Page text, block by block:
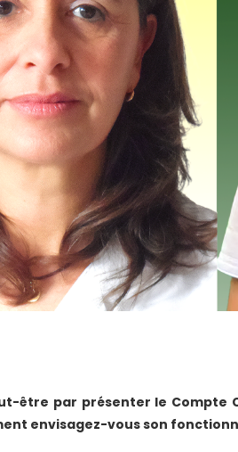
être par présenter le Compte
envisagez-vous son